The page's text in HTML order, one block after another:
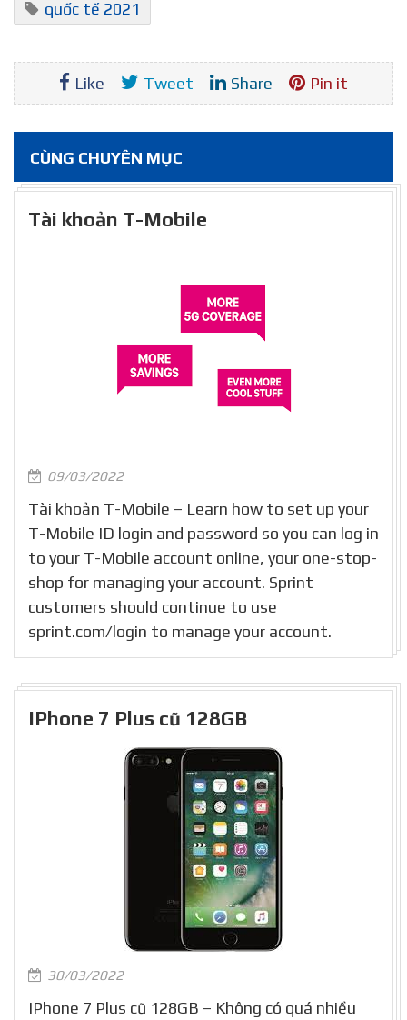
quốc tế 2021
Like Tweet Share Pin it
CÙNG CHUYÊN MỤC
Tài khoản T-Mobile
09/03/2022
Tài khoản T-Mobile – Learn how to set up your
T-Mobile ID login and password so you can log in
to your T-Mobile account online, your one-stop-
shop for managing your account. Sprint
customers should continue to use
sprint.com/login to manage your account.
IPhone 7 Plus cũ 128GB
30/03/2022
IPhone 7 Plus cũ 128GB – Không có quá nhiều